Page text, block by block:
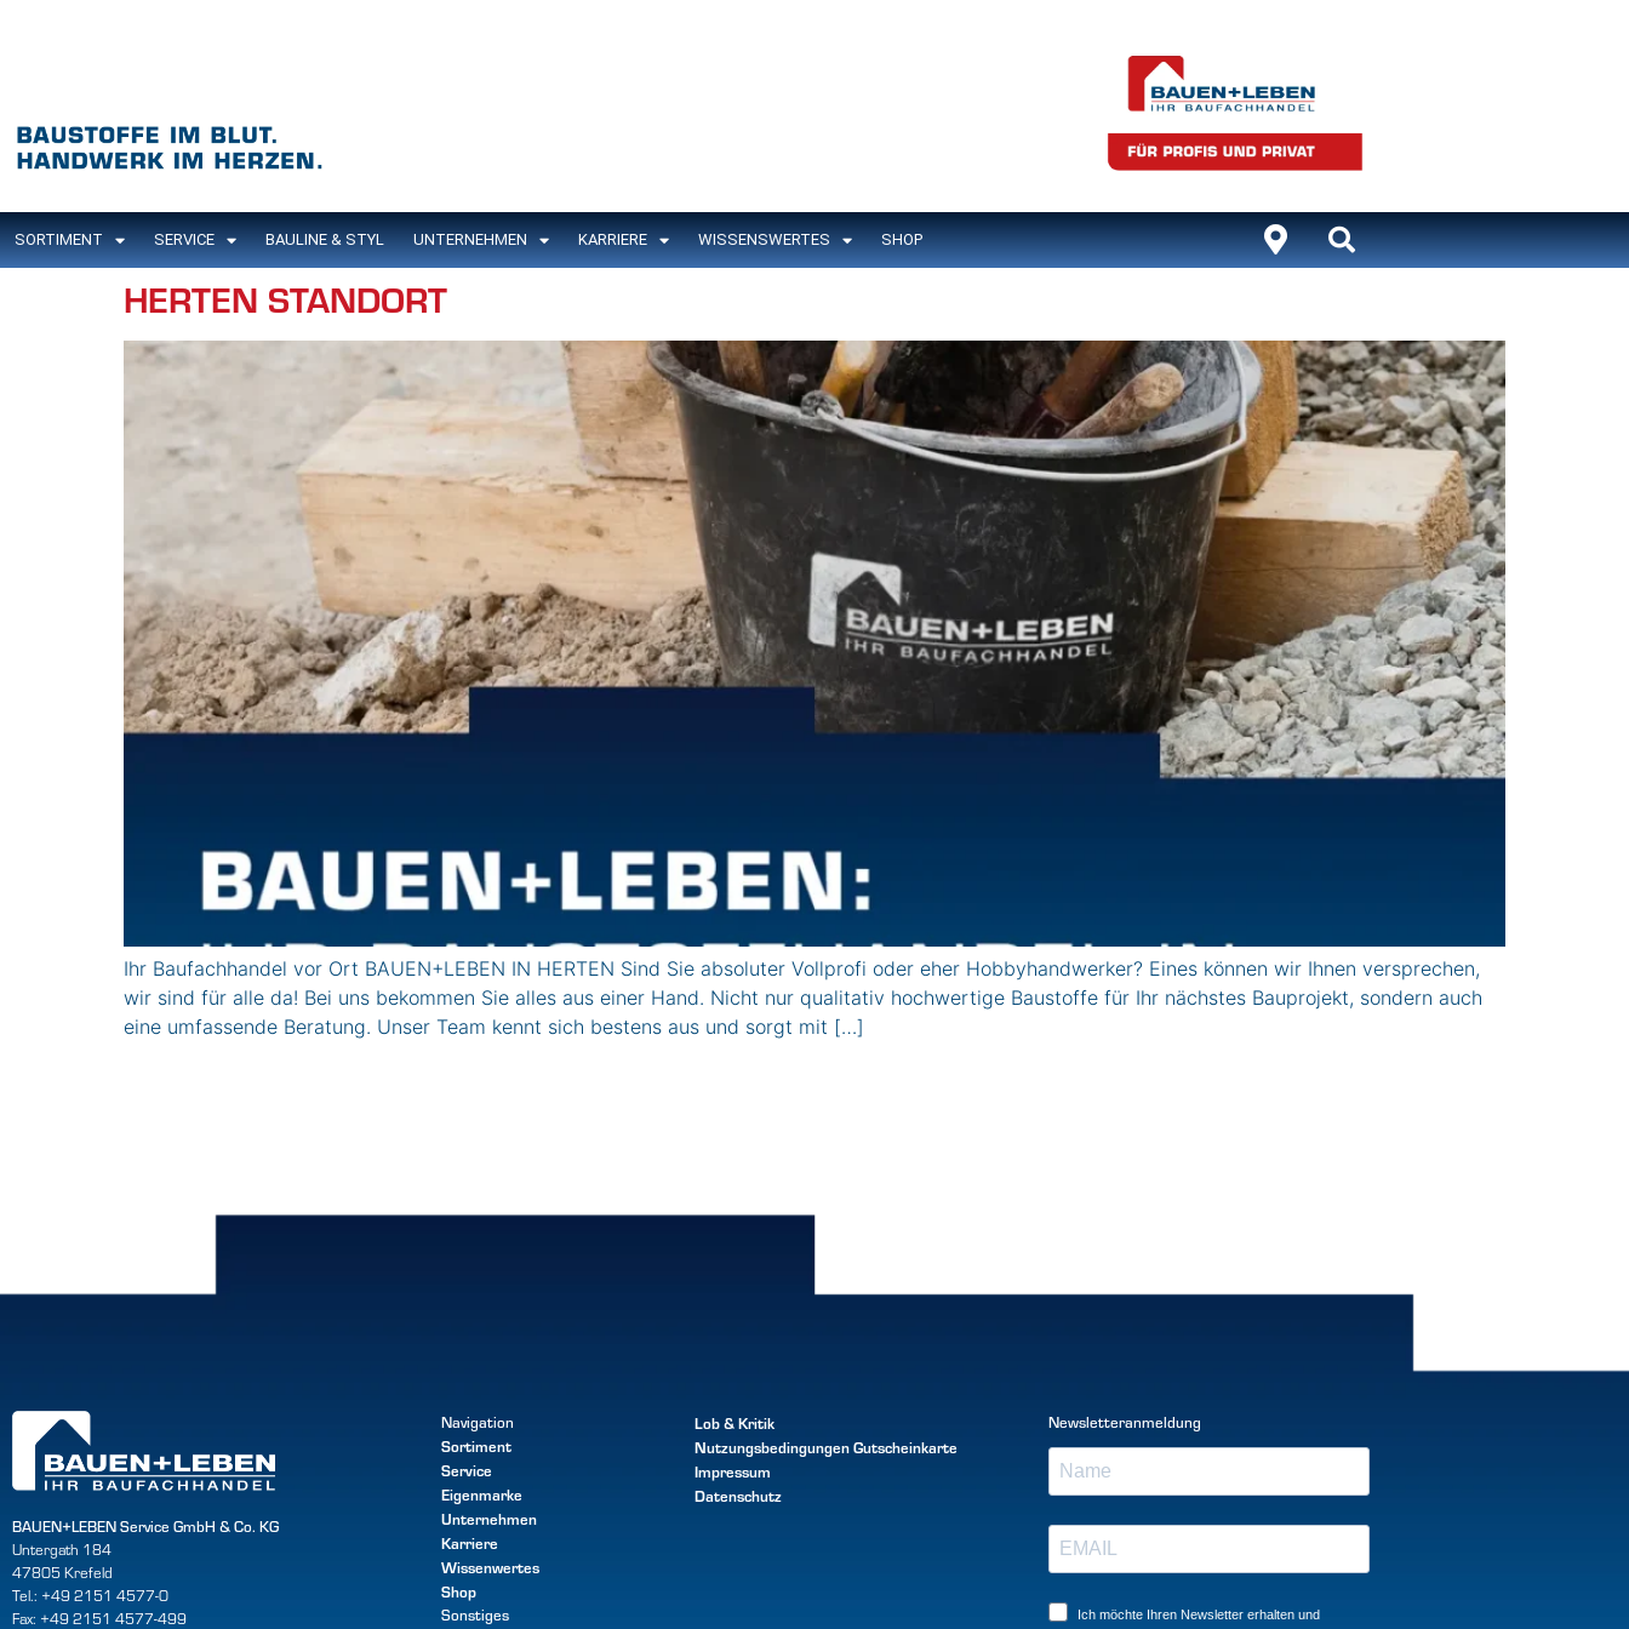
SORTIMENT SERVICE BAULINE & STYL UNTERNEHMEN KARRIERE WISSENSWERTES SHOP
HERTEN STANDORT
Ihr Baufachhandel vor Ort BAUEN+LEBEN IN HERTEN Sind Sie absoluter Vollprofi oder eher Hobbyhandwerker? Eines können wir Ihnen versprechen,
wir sind für alle da! Bei uns bekommen Sie alles aus einer Hand. Nicht nur qualitativ hochwertige Baustoffe für Ihr nächstes Bauprojekt, sondern auch
eine umfassende Beratung. Unser Team kennt sich bestens aus und sorgt mit […]
BAUEN+LEBEN Service GmbH & Co. KG
Untergath 184
47805 Krefeld
Tel.: +49 2151 4577-0
Fax: +49 2151 4577-499
Navigation
Sortiment
Service
Eigenmarke
Unternehmen
Karriere
Wissenwertes
Shop
Sonstiges
Lob & Kritik
NutzungsbedingungenGutscheinkarte
Impressum
Datenschutz
Newsletteranmeldung
Ich möchte Ihren Newsletter erhalten und